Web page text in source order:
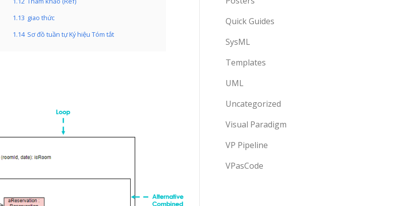
1.13 giao thức
1.14 Sơ đồ tuần tự Ký hiệu Tóm tắt
Quick Guides
SysML
Templates
UML
Uncategorized
Visual Paradigm
VP Pipeline
VPasCode